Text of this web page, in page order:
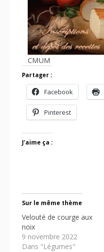
CMUM
Partager :
Facebook
Pinterest
J’aime ça :
Sur le même thème
Velouté de courge aux
noix
9 novembre 2022
Dans "Légumes"